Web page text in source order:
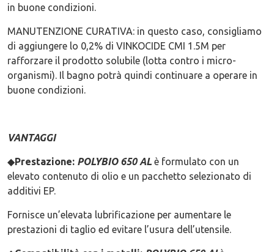
in buone condizioni.
MANUTENZIONE CURATIVA: in questo caso, consigliamo
di aggiungere lo 0,2% di VINKOCIDE CMI 1.5M per
rafforzare il prodotto solubile (lotta contro i micro-
organismi). Il bagno potrà quindi continuare a operare in
buone condizioni.
VANTAGGI
◆Prestazione: POLYBIO 650 AL è formulato con un
elevato contenuto di olio e un pacchetto selezionato di
additivi EP.
Fornisce un’elevata lubrificazione per aumentare le
prestazioni di taglio ed evitare l’usura dell’utensile.